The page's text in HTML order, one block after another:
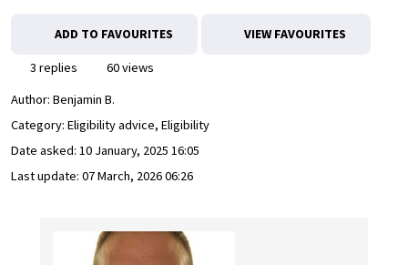
ADD TO FAVOURITES VIEW FAVOURITES
3 replies
60 views
Author: Benjamin B.
Category: Eligibility advice, Eligibility
Date asked: 10 January, 2025 16:05
Last update: 07 March, 2026 06:26